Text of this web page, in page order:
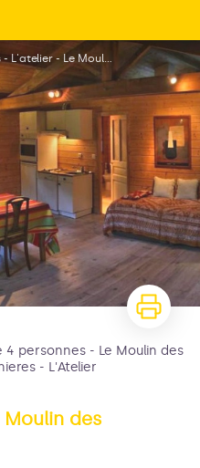
- L'Atelier
Le Moulin des Vernieres - L'atelier - Le Moulin des Vernieres - L'atelier
4 personnes - Le Moulin des
- L'Atelier
des